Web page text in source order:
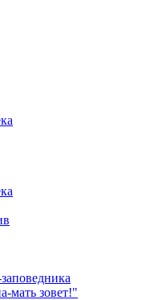
мать зовет!"